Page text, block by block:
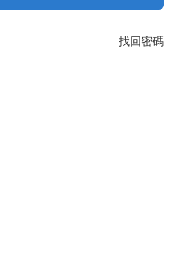
找回密碼